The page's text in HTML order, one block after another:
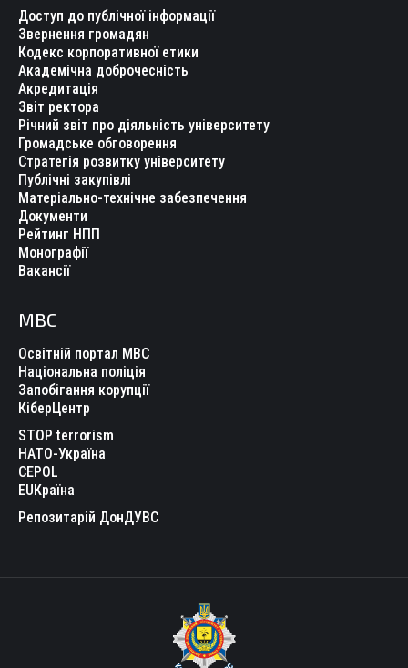
Доступ до публічної інформації
Звернення громадян
Кодекс корпоративної етики
Академічна доброчесність
Акредитація
Звіт ректора
Річний звіт про діяльність університету
Громадське обговорення
Стратегія розвитку університету
Публічні закупівлі
Матеріально-технічне забезпечення
Документи
Рейтинг НПП
Монографії
Вакансії
МВС
Освітній портал МВС
Національна поліція
Запобігання корупції
КіберЦентр
STOP terrorism
НАТО-Україна
CEPOL
EUКраїна
Репозитарій ДонДУВС